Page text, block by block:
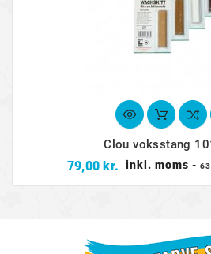
Clou voksstang
79,00 kr. Pris
inkl. moms -